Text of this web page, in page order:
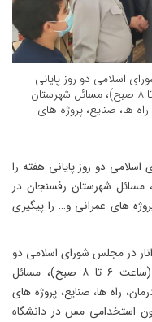
اسلامی دو روز پایانی
هفته را پس از ملاقات مردمی (ساعت ۶ تا ۸ صبح)، مسائل شهرستان
ها، صنایع، پروژه های
دو روز پایانی هفته را
مردمی (ساعت ۶ تا ۸ صبح)، مسائل شهرستان رفسنجان در
های عمرانی و… را پیگیری
در مجلس شورای اسلامی دو
روز پایانی هفته را پس از ملاقات مردمی (ساعت ۶ تا ۸ صبح)، مسائل
راه ها، صنایع، پروژه های
استخدامی مس در دانشگاه